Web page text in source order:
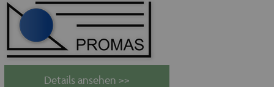
Details ansehen >>